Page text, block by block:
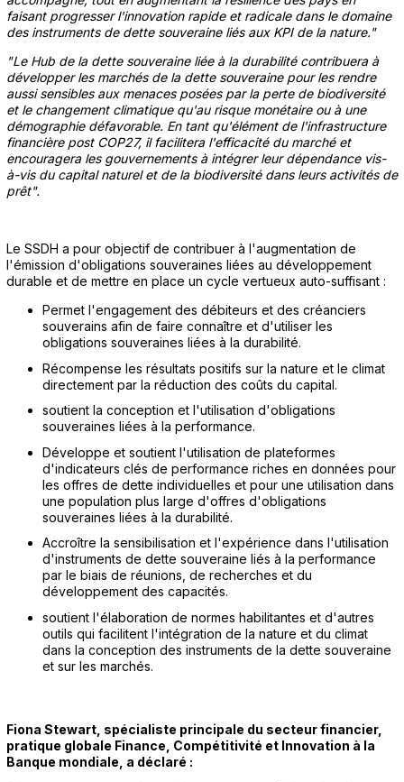
faisant progresser l'innovation rapide et radicale dans le domaine
des instruments de dette souveraine liés aux KPI de la nature."
"Le Hub de la dette souveraine liée à la durabilité contribuera à
développer les marchés de la dette souveraine pour les rendre
aussi sensibles aux menaces posées par la perte de biodiversité
et le changement climatique qu'au risque monétaire ou à une
démographie défavorable. En tant qu'élément de l'infrastructure
financière post COP27, il facilitera l'efficacité du marché et
encouragera les gouvernements à intégrer leur dépendance vis-
à-vis du capital naturel et de la biodiversité dans leurs activités de
prêt".
Le SSDH a pour objectif de contribuer à l'augmentation de
l'émission d'obligations souveraines liées au développement
durable et de mettre en place un cycle vertueux auto-suffisant :
Permet l'engagement des débiteurs et des créanciers
souverains afin de faire connaître et d'utiliser les
obligations souveraines liées à la durabilité.
Récompense les résultats positifs sur la nature et le climat
directement par la réduction des coûts du capital.
soutient la conception et l'utilisation d'obligations
souveraines liées à la performance.
Développe et soutient l'utilisation de plateformes
d'indicateurs clés de performance riches en données pour
les offres de dette individuelles et pour une utilisation dans
une population plus large d'offres d'obligations
souveraines liées à la durabilité.
Accroître la sensibilisation et l'expérience dans l'utilisation
d'instruments de dette souveraine liés à la performance
par le biais de réunions, de recherches et du
développement des capacités.
soutient l'élaboration de normes habilitantes et d'autres
outils qui facilitent l'intégration de la nature et du climat
dans la conception des instruments de la dette souveraine
et sur les marchés.
Fiona Stewart, spécialiste principale du secteur financier,
pratique globale Finance, Compétitivité et Innovation à la
Banque mondiale, a déclaré :